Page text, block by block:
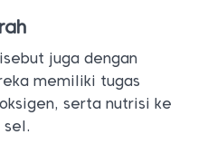
juga dengan
memiliki tugas
serta nutrisi ke
sel.